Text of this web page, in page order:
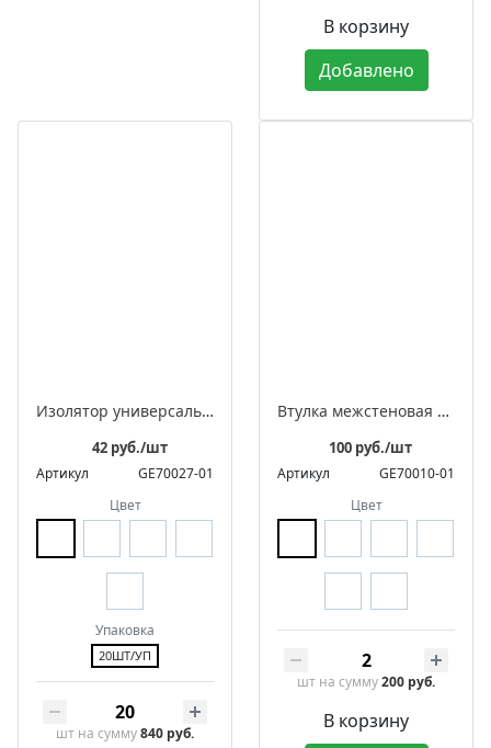
В корзину
Добавлено
Изолятор универсальный фарфоровый ретро в комплекте с саморезами для 2-3 жильного провода
42 руб./шт
Артикул
GE70027-01
Цвет
Упаковка
20ШТ/УП
шт на сумму840 руб.
Втулка межстеновая фарфоровая
100 руб./шт
Артикул
GE70010-01
Цвет
шт на сумму200 руб.
В корзину